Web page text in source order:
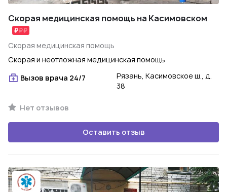
Скорая медицинская помощь на Касимовском
Скорая медицинская помощь
Скорая и неотложная медицинская помощь
Вызов врача 24/7
Рязань, Касимовское ш., д.
38
Нет отзывов
Оставить отзыв